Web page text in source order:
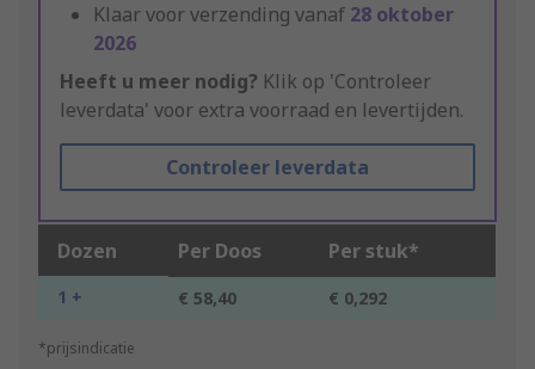
Klaar voor verzending vanaf 28 oktober
2026
Heeft u meer nodig? Klik op 'Controleer
leverdata' voor extra voorraad en levertijden.
Controleer leverdata
Dozen Per Doos Per stuk*
1 + € 58,40 € 0,292
*prijsindicatie